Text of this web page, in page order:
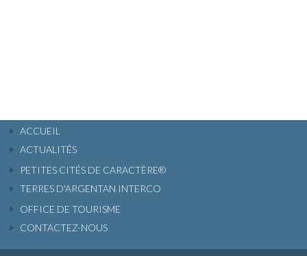
ACCUEIL
ACTUALITÉS
PETITES CITÉS DE CARACTÈRE®
TERRES D'ARGENTAN INTERCO
OFFICE DE TOURISME
CONTACTEZ-NOUS